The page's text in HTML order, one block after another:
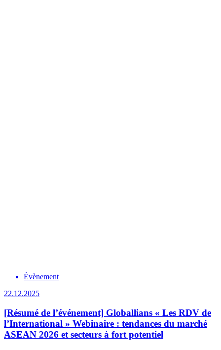
Évènement
22.12.2025
[Résumé de l’événement] Globallians « Les RDV de
l’International » Webinaire : tendances du marché
ASEAN 2026 et secteurs à fort potentiel